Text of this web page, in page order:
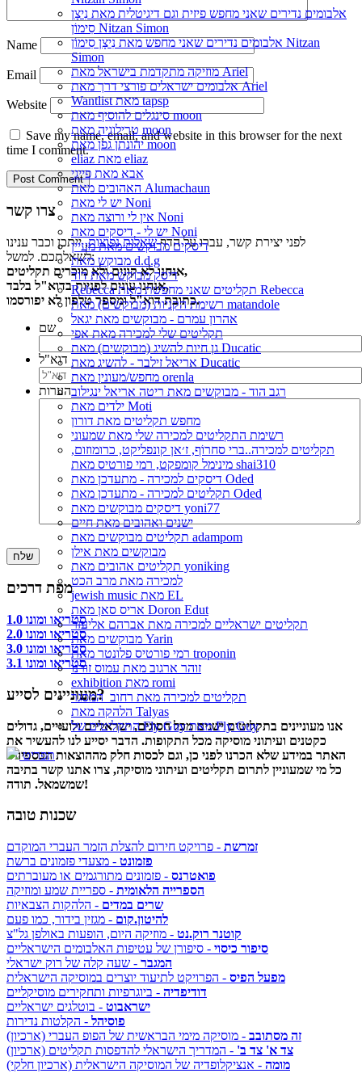
אלבומים נדירים שאני מחפש פיזית וגם דיגיטלית מאת נִיצָן
סִימוֹן Nitzan Simon
אלבומים נדירים שאני מחפש מאת נִיצָן סִימוֹן Nitzan
Simon
מוזיקה מתקדמת בישראל מאת Ariel
אלבומים ישראלים פורצי דרך מאת Ariel
Wantlist מאת tapsp
סינגלים להוסיף מאת moon
טרילוגיה מאת moon
יהונתן גפן מאת moon
eliaz מאת eliaz
אבא מאת פייגי
האהובים מאת Alumachaun
יש לי מאת Noni
אין לי ורוצה מאת Noni
יש לי - דיסקים מאת Noni
דיסקים מבוקשים מאת מעיין
מבוקש מאת d.d.g
דיסק מבוקש מאת דוד
Rebecca תקליטים שאני מחפשת מאת Rebecca
רשימת הקניות (מבוקשים) מאת matandole
אהרון עמרם - מבוקשים מאת יגאל
תקליטים שלי למכירה מאת אפי
גן חיות להשיג (מבוקשים) מאת Ducatic
אריאל זילבר - להשיג מאת Ducatic
מחפש/מעונין מאת orenla
רגב הוד - מבוקשים מאת ריטה אריאל ינגילוב
ילדים מאת Moti
מחפש תקליטים מאת דורון
רשימת התקליטים למכירה שלי מאת שמעוני
תקליטים למכירה..ברי סחרוֹף, ז׳אן קונפליקט, כרומוזום,
מינימל קומפקט, רמי פורטיס מאת shai310
דיסקים למכירה - מתעדכן מאת Oded
תקליטים למכירה - מתעדכן מאת Oded
דיסקים מבוקשים מאת yoni77
ישנים ואהובים מאת חיים
תקליטים מבוקשים מאת adampom
מבוקשים מאת אילן
תקליטים אהובים מאת yoniking
למכירה מאת מרב הכט
jewish music מאת EL
אריס סאן מאת Doron Edut
תקליטים ישראליים למכירה מאת אברהם אליעזר
מבוקשים מאת Yarin
רמי פורטיס פלונטר מאת troponin
זוהר ארגוב מאת עמוס זורנו
exhibition מאת romi
תקליטים למכירה מאת רחוב_המסגר
הלהקה מאת Talyas
התקליטים של Fly Guy מאת Fly Guy
תפריט
Name
Email
Website
Save my name, email, and website in this browser for the next
time I comment.
צרו קשר
לפני יצירת קשר, עברו על הדףשאלות נפוצות, ייתכן וכבר ענינו
לשאלתכם. למשל:
אנחנו לא קונים ולא מוכרים תקליטים,
אנחנו עונים לפניות בדוא"ל בלבד,
כתובת דוא"ל ומספר טלפון לא יפורסמו.
שם
דוא"ל
הערות
מפת דרכים
סטריאו ומונו 1.0
סטריאו ומונו 2.0
סטריאו ומונו 3.0
סטריאו ומונו 3.1
מעוניינים לסייע?
אנו מעוניינים בתקליטים ישנים מכל הסוגים, ישראליים ולועזיים, גדולים
כקטנים ועיתוני מוסיקה מכל התקופות. הדבר יסייע לנו להעשיר את
האתר במידע שלא הכרנו לפני כן, וגם לכסות חלק מההוצאות הכספיות.
כל מי שמעוניין לתרום תקליטים ועיתוני מוסיקה, צרו אתנו קשר בתיבה
שמשמאל. תודה!
שכנות טובה
זמרשת - פרויקט חירום להצלת הזמר העברי המוקדם
פזמונט - מצעדי פזמונים ברשת
פואטרנס - פזמונים מתורגמים או מעוברתים
הספרייה הלאומית - ספריית שמע ומוזיקה
שרים במדים - הלהקות הצבאיות
להיטון.קום - מגזין בידור, כמו פעם
קוטנר רוק.נט - מוזיקה היום, הופעות באולפן גל"צ
סיפור כיסוי - סיפורן של עטיפות האלבומים הישראליים
המגבר - שעה קלה של רוק ישראלי
מפעל הפיס - הפרויקט לתיעוד יוצרים במוסיקה הישראלית
דודיפדיה - ביוגרפיות ותחקירים מוסיקליים
ישראבוט - בוטלגים ישראליים
פוסיהל - הקלטות נדירות
זה מסתובב - מוסיקה מימי הבראשית של הפופ העברי (ארכיון)
צד א' צד ב' - המדריך הישראלי להדפסות תקליטים (ארכיון)
מומה - אנציקלופדיה של המוסיקה הישראלית (ארכיון חלקי)